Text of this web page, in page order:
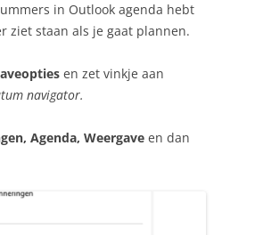
in Outlook agenda hebt
ziet staan als je gaat plannen.
en zet vinkje aan
navigator.
Agenda, Weergave en dan